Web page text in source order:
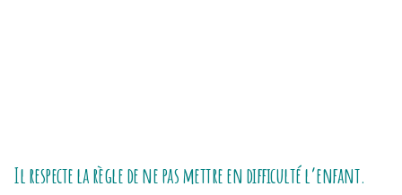
Il respecte la règle de ne pas mettre en difficulté l’enfant.